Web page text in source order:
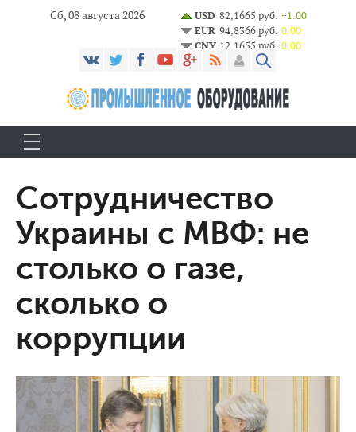
Сб, 08 августа 2026 USD 82,1665 руб. +1.00
EUR 94,8366 руб. 0.00
CNY 12,1655 руб. 0.00
Сотрудничество
Украины с МВФ: не
столько о газе,
сколько о
коррупции